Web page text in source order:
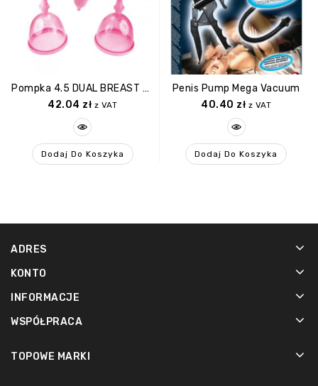
Pompka 4.5 DUAL BREAST SUCTION CUPS.
42.04 zł z VAT
Dodaj Do Koszyka
Penis Pump Mega Vacuum
40.40 zł z VAT
Dodaj Do Koszyka
ADRES
KONTO
INFORMACJE
WSPÓŁPRACA
TOPOWE MARKI